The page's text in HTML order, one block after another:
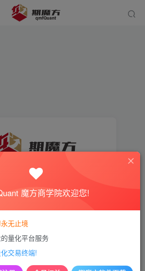
码魔方商学院欢迎您!
无止境
量化平台服务
交易终端!